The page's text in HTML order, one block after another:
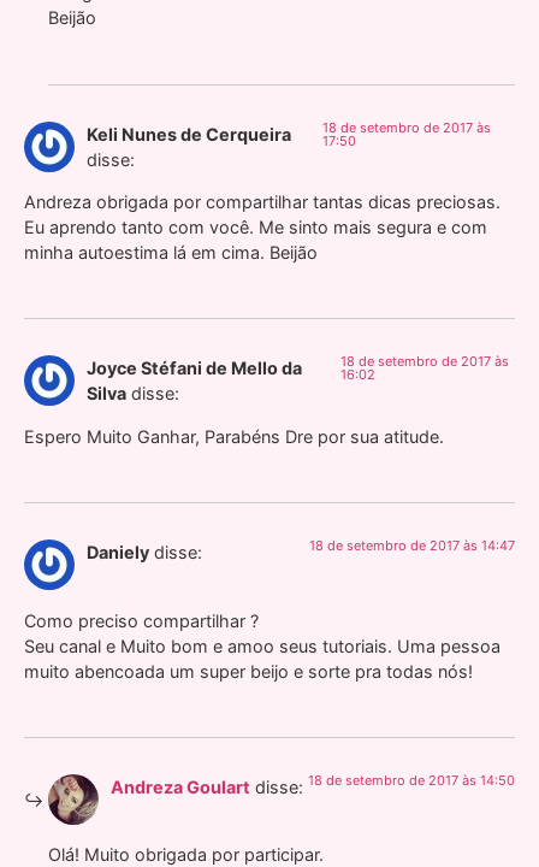
Beijão
Keli Nunes de Cerqueira
disse:
18 de setembro de 2017 às
17:50
Andreza obrigada por compartilhar tantas dicas preciosas.
Eu aprendo tanto com você. Me sinto mais segura e com
minha autoestima lá em cima. Beijão
Joyce Stéfani de Mello da
Silva disse:
18 de setembro de 2017 às
16:02
Espero Muito Ganhar, Parabéns Dre por sua atitude.
Daniely disse: 18 de setembro de 2017 às 14:47
Como preciso compartilhar ?
Seu canal e Muito bom e amoo seus tutoriais. Uma pessoa
muito abencoada um super beijo e sorte pra todas nós!
Andreza Goulart disse: 18 de setembro de 2017 às 14:50
Olá! Muito obrigada por participar.